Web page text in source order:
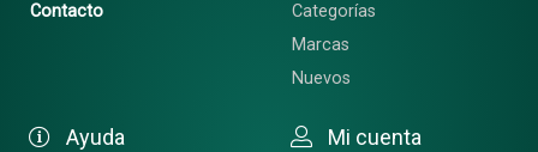
Contacto
Categorías
Marcas
Nuevos
Ayuda Mi cuenta